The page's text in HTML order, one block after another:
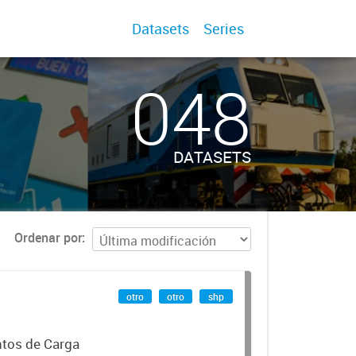
Datasets Series
048
DATASETS
Ordenar por
de Carga
otro otro shp